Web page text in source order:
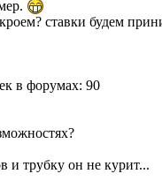
ставки будем
трубку он не курит...